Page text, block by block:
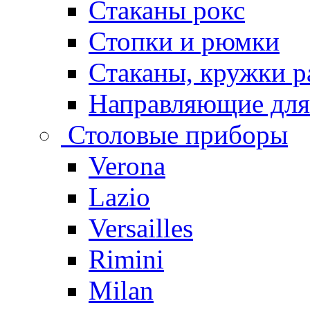
Стаканы рокс
Стопки и рюмки
Стаканы, кружки
Направляющие
Столовые приборы
Verona
Lazio
Versailles
Rimini
Milan